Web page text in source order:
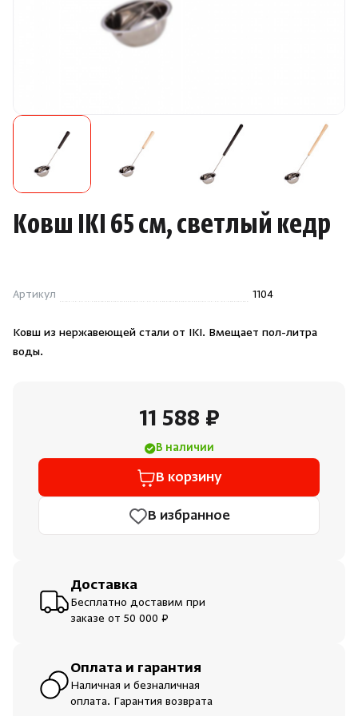
Камни для печей
Запчасти
Отопление
Для хаммама
Ароматы
Инфракрасные сауны
Ковш IKI 65 см, светлый кедр
Артикул 1104
Ковш из нержавеющей стали от IKI. Вмещает пол-литра
воды.
11 588 ₽
В наличии
В корзину
В избранное
Доставка
Бесплатно доставим при
заказе от 50 000 ₽
Оплата и гарантия
Наличная и безналичная
оплата. Гарантия возврата